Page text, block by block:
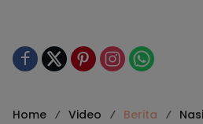
Home Video Berita